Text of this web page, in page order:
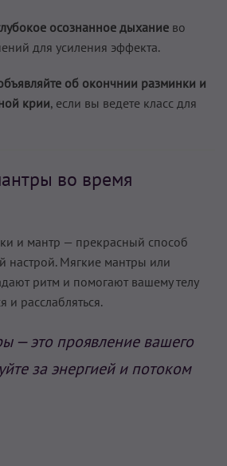
осознанное дыхание во
для усиления эффекта.
об окончнии разминки и
крии, если вы ведете класс для
во время
и мантр — прекрасный способ
настрой. Мягкие мантры или
ритм и помогают вашему телу
и расслабляться.
— это проявление вашего
за энергией и потоком